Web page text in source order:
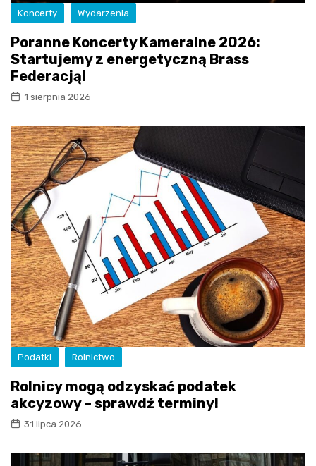
Koncerty Wydarzenia
Poranne Koncerty Kameralne 2026:
Startujemy z energetyczną Brass
Federacją!
1 sierpnia 2026
Podatki Rolnictwo
Rolnicy mogą odzyskać podatek
akcyzowy – sprawdź terminy!
31 lipca 2026